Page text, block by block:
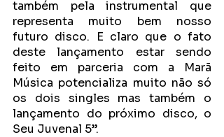
também pela instrumental que
representa muito bem nosso
futuro disco. E claro que o fato
deste lançamento estar sendo
feito em parceria com a Marã
Música potencializa muito não só
os dois singles mas também o
lançamento do próximo disco, o
Seu Juvenal 5”.